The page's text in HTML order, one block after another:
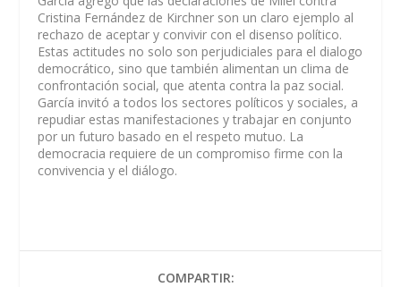
Cristina Fernández de Kirchner son un claro ejemplo al
rechazo de aceptar y convivir con el disenso político.
Estas actitudes no solo son perjudiciales para el dialogo
democrático, sino que también alimentan un clima de
confrontación social, que atenta contra la paz social.
García invitó a todos los sectores políticos y sociales, a
repudiar estas manifestaciones y trabajar en conjunto
por un futuro basado en el respeto mutuo. La
democracia requiere de un compromiso firme con la
convivencia y el diálogo.
COMPARTIR: